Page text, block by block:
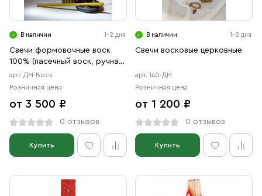
Свечи
Ювелирные изделия
В наличии 1-2 дня
Свечи формовочные воск
100% (пасечный воск, ручная
работа)
арт. ДМ-Воск
Розничная цена
от 3 500 ₽
0 отзывов
Купить
В наличии 1-2 дня
Свечи восковые церковные
арт. 140-ДМ
Розничная цена
от 1 200 ₽
0 отзывов
Купить